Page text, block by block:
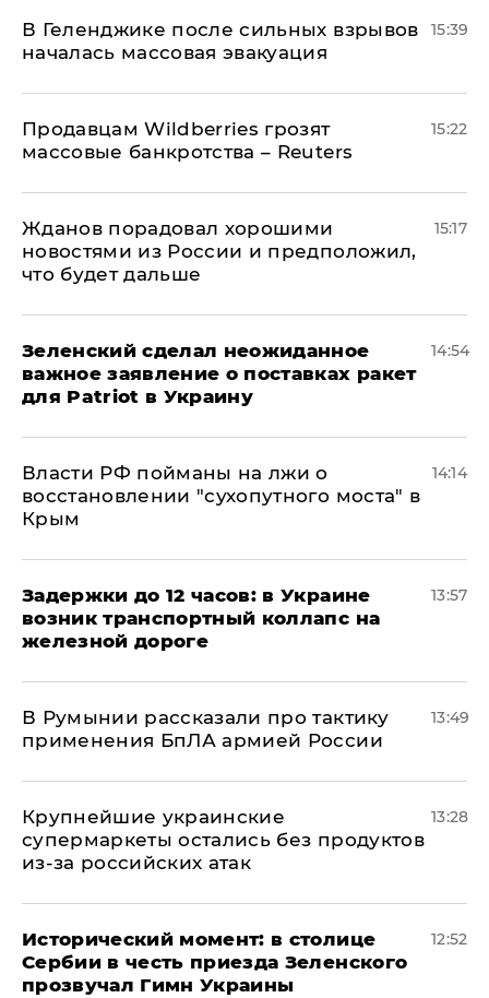
В Геленджике после сильных взрывов
началась массовая эвакуация
15:39
Продавцам Wildberries грозят
массовые банкротства – Reuters
15:22
Жданов порадовал хорошими
новостями из России и предположил,
что будет дальше
15:17
Зеленский сделал неожиданное
важное заявление о поставках ракет
для Patriot в Украину
14:54
Власти РФ пойманы на лжи о
восстановлении "сухопутного моста" в
Крым
14:14
Задержки до 12 часов: в Украине
возник транспортный коллапс на
железной дороге
13:57
В Румынии рассказали про тактику
применения БпЛА армией России
13:49
Крупнейшие украинские
супермаркеты остались без продуктов
из-за российских атак
13:28
Исторический момент: в столице
Сербии в честь приезда Зеленского
прозвучал Гимн Украины
12:52